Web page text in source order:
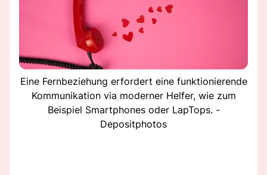
Eine Fernbeziehung erfordert eine funktionierende
Kommunikation via moderner Helfer, wie zum
Beispiel Smartphones oder LapTops. -
Depositphotos